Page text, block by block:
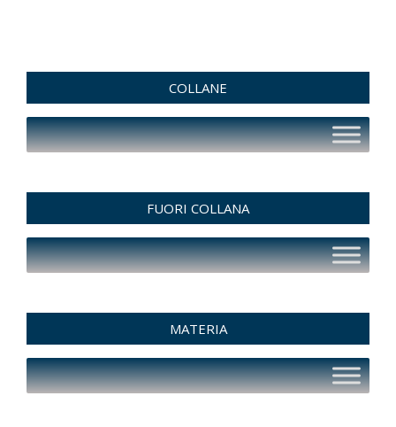
COLLANE
FUORI COLLANA
MATERIA